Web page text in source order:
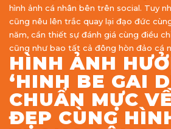
hình ảnh cá nhân bên trên social. Tuy
cũng nêu lên trắc quay lại đạo đức
năm, cần thiết sự đánh giá cùng điều
cũng như bao tất cả đông hòn đảo cá
HÌNH ẢNH
‘HINH BE GAI
CHUẨN MỰC
ĐẸP CÙNG